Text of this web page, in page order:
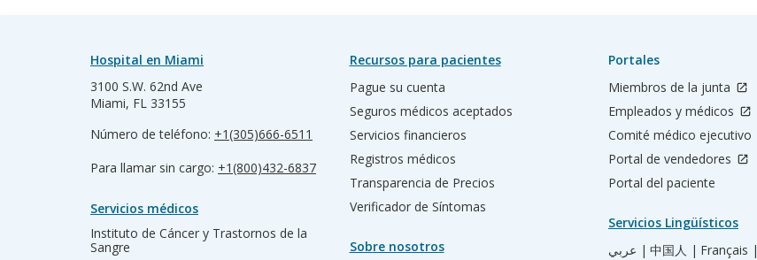
Hospital en Miami
3100 S.W. 62nd Ave
Miami, FL 33155
Número de teléfono: +1(305)666-6511
Para llamar sin cargo: +1(800)432-6837
Servicios médicos
Instituto de Cáncer y Trastornos de la
Sangre
Recursos para pacientes
Pague su cuenta
Seguros médicos aceptados
Servicios financieros
Registros médicos
Transparencia de Precios
Verificador de Síntomas
Sobre nosotros
Portales
Miembros de la junta
Empleados y médicos
Comité médico ejecutivo
Portal de vendedores
Portal del paciente
Servicios Lingüísticos
عربي | 中国人 | Français |